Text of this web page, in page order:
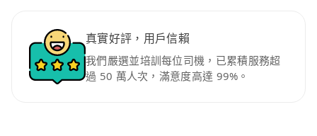
真實好評，用戶信賴
我們嚴選並培訓每位司機，已累積服務超
過 50 萬人次，滿意度高達 99%。